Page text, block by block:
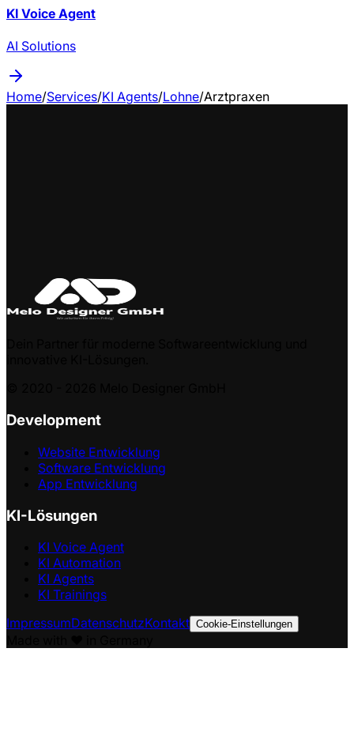
KI Voice Agent
AI Solutions
Home/Services/KI Agents/Lohne/Arztpraxen
Development
Website Entwicklung
Software Entwicklung
App Entwicklung
KI-Lösungen
KI Voice Agent
KI Automation
KI Agents
KI Trainings
ImpressumDatenschutzKontakt Cookie-Einstellungen